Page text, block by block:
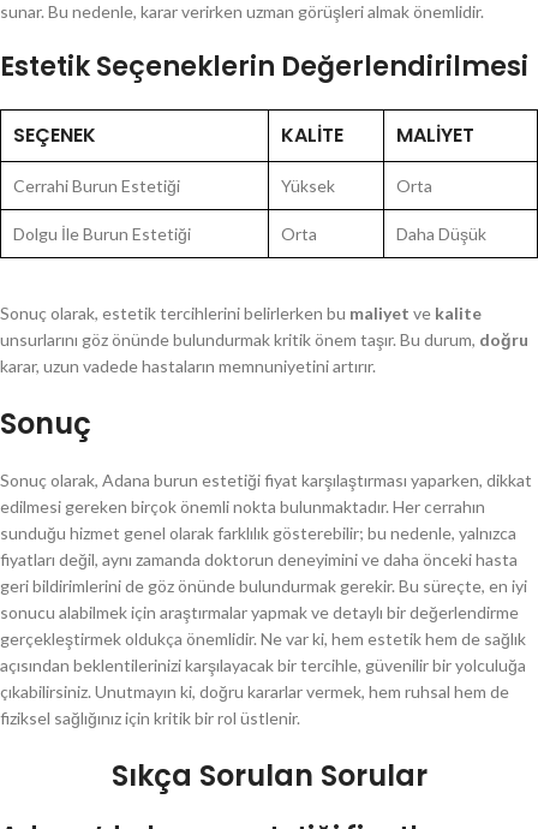
sunar. Bu nedenle, karar verirken uzman görüşleri almak önemlidir.
Estetik Seçeneklerin Değerlendirilmesi
SEÇENEK KALITE MALIYET
Cerrahi Burun Estetiği Yüksek Orta
Dolgu İle Burun Estetiği Orta Daha Düşük
Sonuç olarak, estetik tercihlerini belirlerken bu maliyet ve kalite
unsurlarını göz önünde bulundurmak kritik önem taşır. Bu durum, doğru
karar, uzun vadede hastaların memnuniyetini artırır.
Sonuç
Sonuç olarak, Adana burun estetiği fiyat karşılaştırması yaparken, dikkat
edilmesi gereken birçok önemli nokta bulunmaktadır. Her cerrahın
sunduğu hizmet genel olarak farklılık gösterebilir; bu nedenle, yalnızca
fiyatları değil, aynı zamanda doktorun deneyimini ve daha önceki hasta
geri bildirimlerini de göz önünde bulundurmak gerekir. Bu süreçte, en iyi
sonucu alabilmek için araştırmalar yapmak ve detaylı bir değerlendirme
gerçekleştirmek oldukça önemlidir. Ne var ki, hem estetik hem de sağlık
açısından beklentilerinizi karşılayacak bir tercihle, güvenilir bir yolculuğa
çıkabilirsiniz. Unutmayın ki, doğru kararlar vermek, hem ruhsal hem de
fiziksel sağlığınız için kritik bir rol üstlenir.
Sıkça Sorulan Sorular